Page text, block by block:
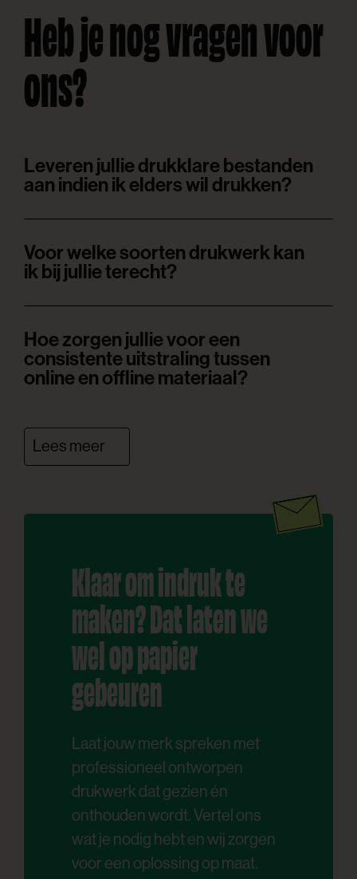
Heb je nog vragen voor
ons?
Leveren jullie drukklare bestanden
aan indien ik elders wil drukken?
Voor welke soorten drukwerk kan
ik bij jullie terecht?
Hoe zorgen jullie voor een
consistente uitstraling tussen
online en offline materiaal?
Lees meer
Klaar om indruk te
maken? Dat laten we
wel op papier
gebeuren
Laat jouw merk spreken met
professioneel ontworpen
drukwerk dat gezien én
onthouden wordt. Vertel ons
wat je nodig hebt en wij zorgen
voor een oplossing op maat.